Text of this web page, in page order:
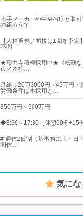
大手メーカーや中央省庁と取
の組み立て
【人柄重視／面接は1回を予
不問
★藤井寺積極採用中★《転勤な
市／本社…
月給：20万3000円～45万円
労働条件は本採用と…
350万円～500万円
◆8:30～17:30（休憩60分
# 週休2日制（基本的に土・日
間休…
気にな